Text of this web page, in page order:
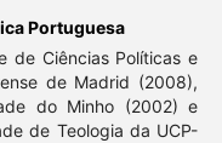
Portuguesa
de Ciências Políticas e
de Madrid (2008),
do Minho (2002) e
de Teologia da UCP-